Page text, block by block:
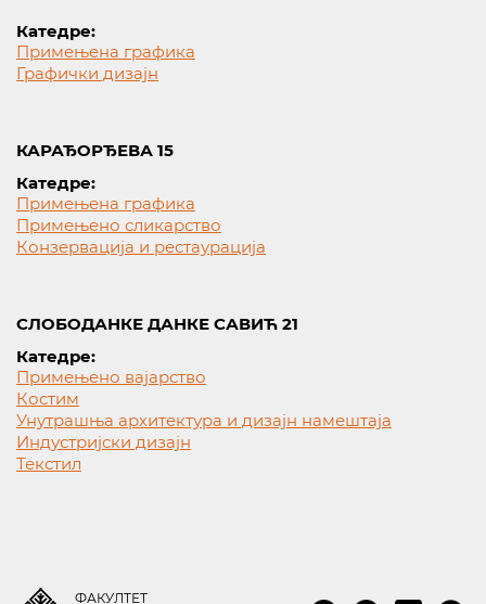
Катедре:
Примењена графика
Графички дизајн
КАРАЂОРЂЕВА 15
Катедре:
Примењена графика
Примењено сликарство
Конзервација и рестаурација
СЛОБОДАНКЕ ДАНКЕ САВИЋ 21
Катедре:
Примењено вајарство
Костим
Унутрашња архитектура и дизајн намештаја
Индустријски дизајн
Текстил
ФАКУЛТЕТ